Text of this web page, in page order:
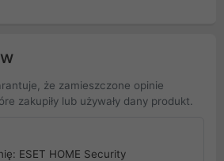
że zamieszczone opinie
zakupiły lub używały dany produkt.
ESET HOME Security